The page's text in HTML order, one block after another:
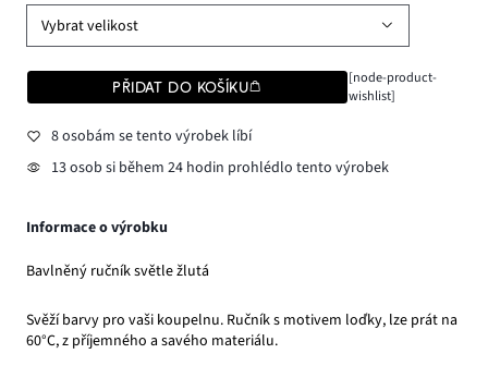
Vybrat velikost
PŘIDAT DO KOŠÍKU
[node-product-
wishlist]
8 osobám se tento výrobek líbí
13 osob si během 24 hodin prohlédlo tento výrobek
Informace o výrobku
Bavlněný ručník světle žlutá
Svěží barvy pro vaši koupelnu. Ručník s motivem loďky, lze prát na
60°C, z příjemného a savého materiálu.